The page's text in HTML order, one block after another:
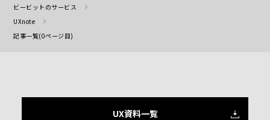
ビービットのサービス
UXnote
記事一覧(0ページ目)
UX資料一覧